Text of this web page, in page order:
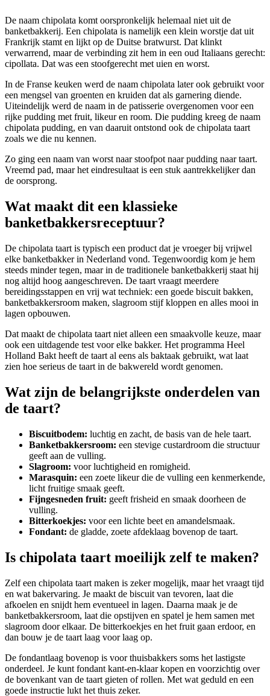
De naam chipolata komt oorspronkelijk helemaal niet uit de
banketbakkerij. Een chipolata is namelijk een klein worstje dat uit
Frankrijk stamt en lijkt op de Duitse bratwurst. Dat klinkt
verwarrend, maar de verbinding zit hem in een oud Italiaans gerecht:
cipollata. Dat was een stoofgerecht met uien en worst.
In de Franse keuken werd de naam chipolata later ook gebruikt voor
een mengsel van groenten en kruiden dat als garnering diende.
Uiteindelijk werd de naam in de patisserie overgenomen voor een
rijke pudding met fruit, likeur en room. Die pudding kreeg de naam
chipolata pudding, en van daaruit ontstond ook de chipolata taart
zoals we die nu kennen.
Zo ging een naam van worst naar stoofpot naar pudding naar taart.
Vreemd pad, maar het eindresultaat is een stuk aantrekkelijker dan
de oorsprong.
Wat maakt dit een klassieke
banketbakkersreceptuur?
De chipolata taart is typisch een product dat je vroeger bij vrijwel
elke banketbakker in Nederland vond. Tegenwoordig kom je hem
steeds minder tegen, maar in de traditionele banketbakkerij staat hij
nog altijd hoog aangeschreven. De taart vraagt meerdere
bereidingsstappen en vrij wat techniek: een goede biscuit bakken,
banketbakkersroom maken, slagroom stijf kloppen en alles mooi in
lagen opbouwen.
Dat maakt de chipolata taart niet alleen een smaakvolle keuze, maar
ook een uitdagende test voor elke bakker. Het programma Heel
Holland Bakt heeft de taart al eens als baktaak gebruikt, wat laat
zien hoe serieus de taart in de bakwereld wordt genomen.
Wat zijn de belangrijkste onderdelen van
de taart?
Biscuitbodem: luchtig en zacht, de basis van de hele taart.
Banketbakkersroom: een stevige custardroom die structuur
geeft aan de vulling.
Slagroom: voor luchtigheid en romigheid.
Marasquin: een zoete likeur die de vulling een kenmerkende,
licht fruitige smaak geeft.
Fijngesneden fruit: geeft frisheid en smaak doorheen de
vulling.
Bitterkoekjes: voor een lichte beet en amandelsmaak.
Fondant: de gladde, zoete afdeklaag bovenop de taart.
Is chipolata taart moeilijk zelf te maken?
Zelf een chipolata taart maken is zeker mogelijk, maar het vraagt tijd
en wat bakervaring. Je maakt de biscuit van tevoren, laat die
afkoelen en snijdt hem eventueel in lagen. Daarna maak je de
banketbakkersroom, laat die opstijven en spatel je hem samen met
slagroom door elkaar. De bitterkoekjes en het fruit gaan erdoor, en
dan bouw je de taart laag voor laag op.
De fondantlaag bovenop is voor thuisbakkers soms het lastigste
onderdeel. Je kunt fondant kant-en-klaar kopen en voorzichtig over
de bovenkant van de taart gieten of rollen. Met wat geduld en een
goede instructie lukt het thuis zeker.